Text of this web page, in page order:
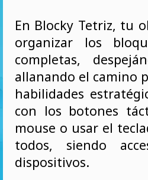
En Blocky Tetriz, tu
organizar los
completas,
allanando el camino
habilidades
con los botones
mouse o usar el
todos, siendo
dispositivos.